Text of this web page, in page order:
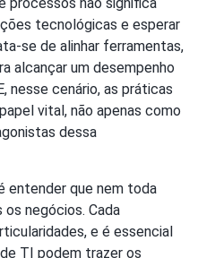
tecnológicas e esperar
se de alinhar ferramentas,
alcançar um desempenho
nesse cenário, as práticas
vital, não apenas como
dessa
entender que nem toda
negócios. Cada
e é essencial
TI podem trazer os